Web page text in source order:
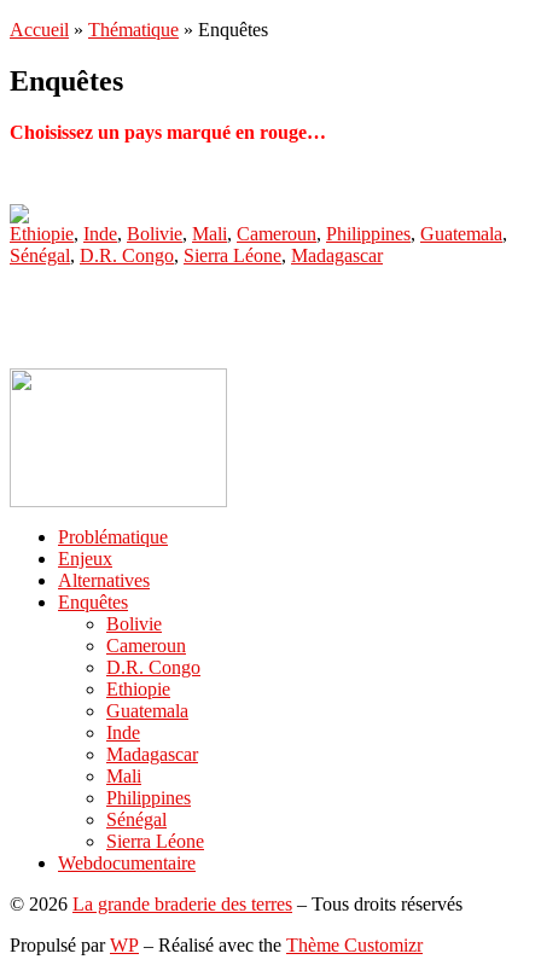
Accueil » Thématique » Enquêtes
Enquêtes
Choisissez un pays marqué en rouge…
Ethiopie, Inde, Bolivie, Mali, Cameroun, Philippines, Guatemala,
Sénégal, D.R. Congo, Sierra Léone, Madagascar
Problématique
Enjeux
Alternatives
Enquêtes
Bolivie
Cameroun
D.R. Congo
Ethiopie
Guatemala
Inde
Madagascar
Mali
Philippines
Sénégal
Sierra Léone
Webdocumentaire
© 2026 La grande braderie des terres – Tous droits réservés
Propulsé parWP – Réalisé avec the Thème Customizr